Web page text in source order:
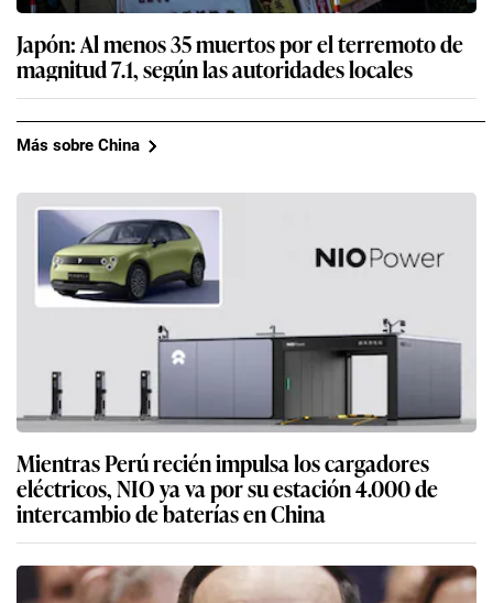
Japón: Al menos 35 muertos por el terremoto de
magnitud 7.1, según las autoridades locales
Más sobre China
Mientras Perú recién impulsa los cargadores
eléctricos, NIO ya va por su estación 4.000 de
intercambio de baterías en China